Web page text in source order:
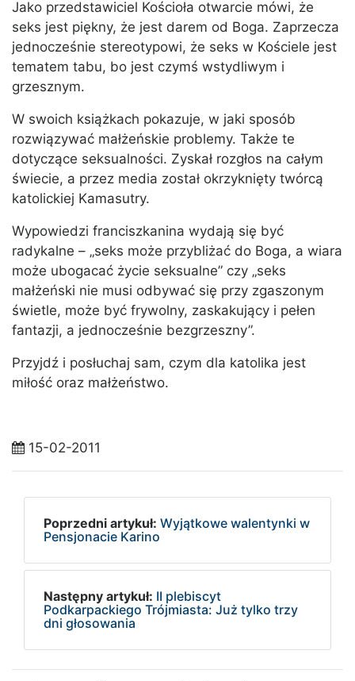
Jako przedstawiciel Kościoła otwarcie mówi, że
seks jest piękny, że jest darem od Boga. Zaprzecza
jednocześnie stereotypowi, że seks w Kościele jest
tematem tabu, bo jest czymś wstydliwym i
grzesznym.
W swoich książkach pokazuje, w jaki sposób
rozwiązywać małżeńskie problemy. Także te
dotyczące seksualności. Zyskał rozgłos na całym
świecie, a przez media został okrzyknięty twórcą
katolickiej Kamasutry.
Wypowiedzi franciszkanina wydają się być
radykalne – „seks może przybliżać do Boga, a wiara
może ubogacać życie seksualne” czy „seks
małżeński nie musi odbywać się przy zgaszonym
świetle, może być frywolny, zaskakujący i pełen
fantazji, a jednocześnie bezgrzeszny”.
Przyjdź i posłuchaj sam, czym dla katolika jest
miłość oraz małżeństwo.
15-02-2011
Poprzedni artykuł: Wyjątkowe walentynki w
Pensjonacie Karino
Następny artykuł: II plebiscyt
Podkarpackiego Trójmiasta: Już tylko trzy
dni głosowania